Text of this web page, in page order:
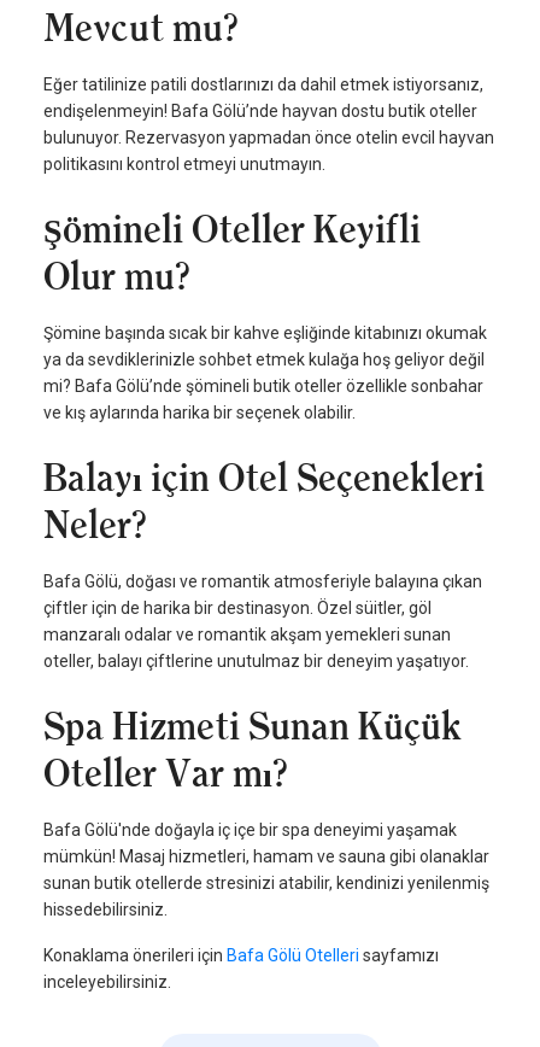
Mevcut mu?
Eğer tatilinize patili dostlarınızı da dahil etmek istiyorsanız,
endişelenmeyin! Bafa Gölü’nde hayvan dostu butik oteller
bulunuyor. Rezervasyon yapmadan önce otelin evcil hayvan
politikasını kontrol etmeyi unutmayın.
Şömineli Oteller Keyifli
Olur mu?
Şömine başında sıcak bir kahve eşliğinde kitabınızı okumak
ya da sevdiklerinizle sohbet etmek kulağa hoş geliyor değil
mi? Bafa Gölü’nde şömineli butik oteller özellikle sonbahar
ve kış aylarında harika bir seçenek olabilir.
Balayı için Otel Seçenekleri
Neler?
Bafa Gölü, doğası ve romantik atmosferiyle balayına çıkan
çiftler için de harika bir destinasyon. Özel süitler, göl
manzaralı odalar ve romantik akşam yemekleri sunan
oteller, balayı çiftlerine unutulmaz bir deneyim yaşatıyor.
Spa Hizmeti Sunan Küçük
Oteller Var mı?
Bafa Gölü'nde doğayla iç içe bir spa deneyimi yaşamak
mümkün! Masaj hizmetleri, hamam ve sauna gibi olanaklar
sunan butik otellerde stresinizi atabilir, kendinizi yenilenmiş
hissedebilirsiniz.
Konaklama önerileri için Bafa Gölü Otelleri sayfamızı
inceleyebilirsiniz.